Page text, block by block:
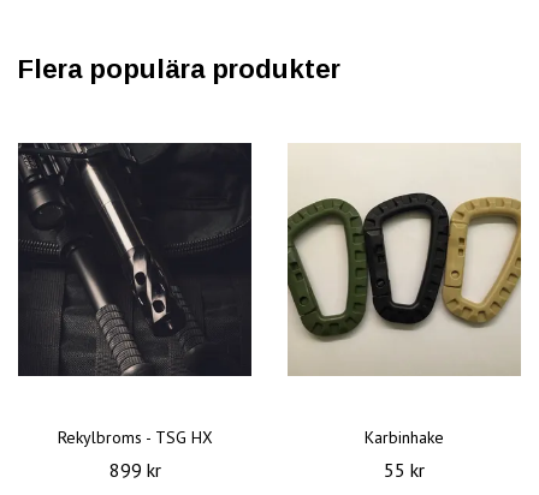
Flera populära produkter
Rekylbroms - TSG HX
899 kr
Karbinhake
55 kr